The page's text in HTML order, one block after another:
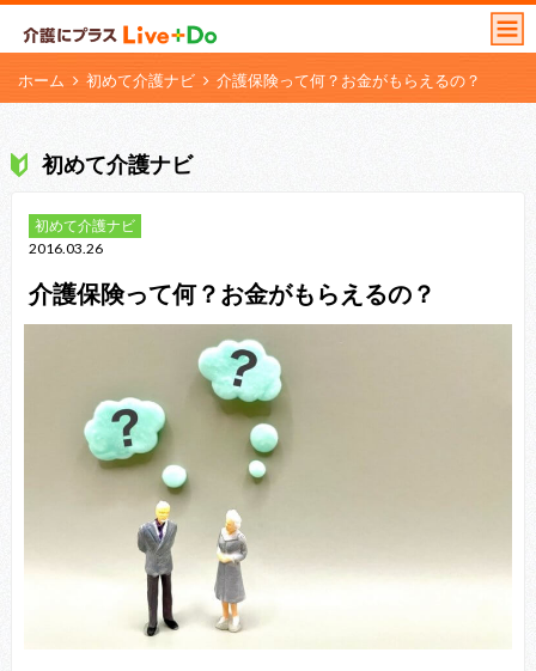
ホーム 初めて介護ナビ 介護保険って何？お金がもらえるの？
初めて介護ナビ
初めて介護ナビ
2016.03.26
介護保険って何？お金がもらえるの？